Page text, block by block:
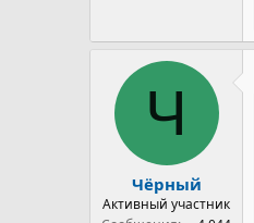
Ч
Чёрный
Активный участник